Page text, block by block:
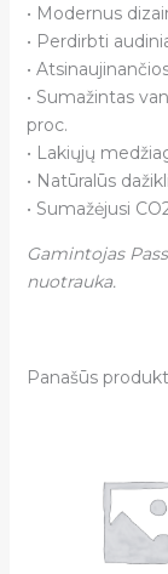
• Modernus
• Perdirbti
•
• Sumažintas
proc.
• Lakiųjų
• Natūralūs
• Sumažėjusi
Gamintojas
nuotrauka.
Panašūs